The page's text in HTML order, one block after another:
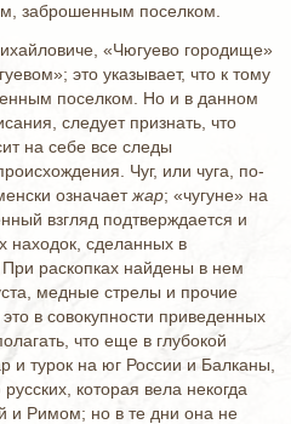
заброшенным поселком.
«Чюгуево городище»
это указывает, что к тому
поселком. Но и в данном
следует признать, что
на себе все следы
Чуг, или чуга, по-
означаетжар; «чугуне» на
взгляд подтверждается и
находок, сделанных в
раскопках найдены в нем
медные стрелы и прочие
в совокупности приведенных
что еще в глубокой
и турок на юг России и Балканы,
которая вела некогда
и Римом; но в те дни она не